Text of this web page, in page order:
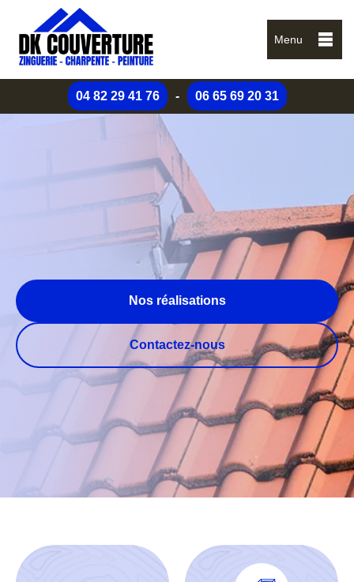
Menu
04 82 29 41 76 - 06 65 69 20 31
Nos réalisations
Contactez-nous